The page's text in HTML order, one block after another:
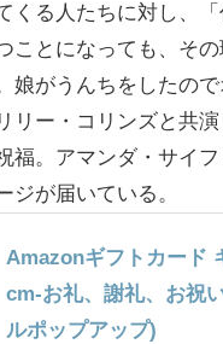
くる人たちに対し、
ことになっても、そ
娘がうんちをしたの
リー・コリンズと共
福。アマンダ・サイ
が届いている。
Amazonギフトカード
cm-お礼、謝礼、お祝
ルポップアップ)